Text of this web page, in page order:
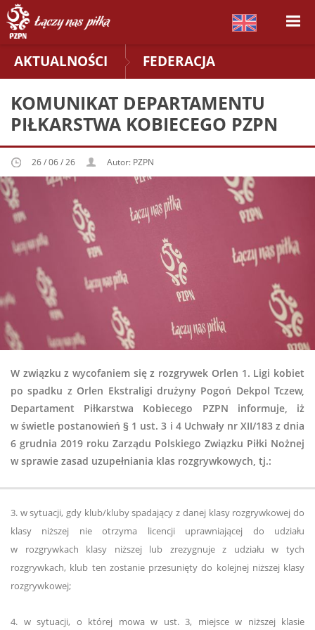
AKTUALNOŚCI FEDERACJA
KOMUNIKAT DEPARTAMENTU
PIŁKARSTWA KOBIECEGO PZPN
26 / 06 / 26 Autor: PZPN
W związku z wycofaniem się z rozgrywek Orlen 1. Ligi kobiet
po spadku z Orlen Ekstraligi drużyny Pogoń Dekpol Tczew,
Departament Piłkarstwa Kobiecego PZPN informuje, iż
w świetle postanowień § 1 ust. 3 i 4 Uchwały nr XII/183 z dnia
6 grudnia 2019 roku Zarządu Polskiego Związku Piłki Nożnej
w sprawie zasad uzupełniania klas rozgrywkowych, tj.:
3. w sytuacji, gdy klub/kluby spadający z danej klasy rozgrywkowej do
klasy niższej nie otrzyma licencji uprawniającej do udziału
w rozgrywkach klasy niższej lub zrezygnuje z udziału w tych
rozgrywkach, klub ten zostanie przesunięty do kolejnej niższej klasy
rozgrywkowej;
4. w sytuacji, o której mowa w ust. 3, miejsce w niższej klasie